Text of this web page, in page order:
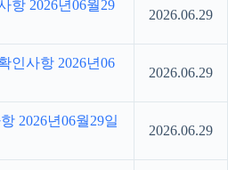
항 2026년06월29
2026.06.29
인사항 2026년06
2026.06.29
2026년06월29일
2026.06.29